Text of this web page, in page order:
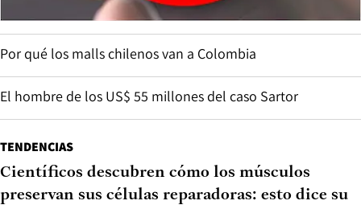
Por qué los malls chilenos van a Colombia
El hombre de los US$ 55 millones del caso Sartor
TENDENCIAS
Científicos descubren cómo los músculos
preservan sus células reparadoras: esto dice su